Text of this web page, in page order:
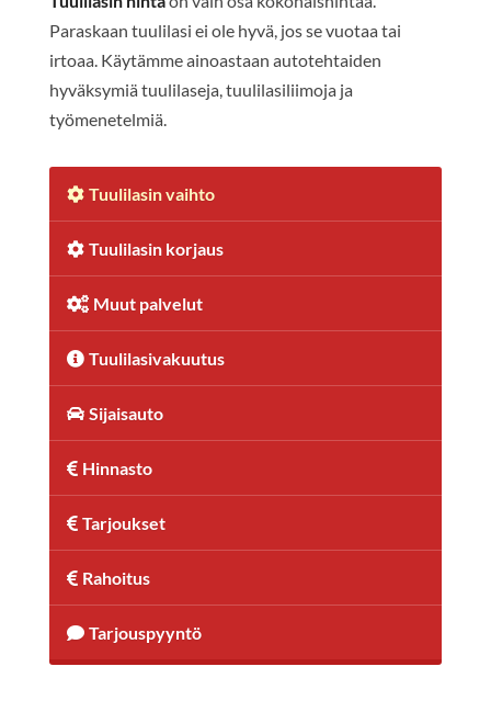
Paraskaan tuulilasi ei ole hyvä, jos se vuotaa tai
irtoaa. Käytämme ainoastaan autotehtaiden
hyväksymiä tuulilaseja, tuulilasiliimoja ja
työmenetelmiä.
Tuulilasin vaihto
Tuulilasin korjaus
Muut palvelut
Tuulilasivakuutus
Sijaisauto
Hinnasto
Tarjoukset
Rahoitus
Tarjouspyyntö